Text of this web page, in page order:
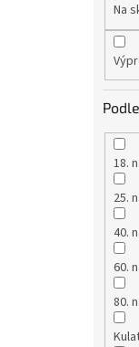
Na
18.
25.
40.
60.
80.